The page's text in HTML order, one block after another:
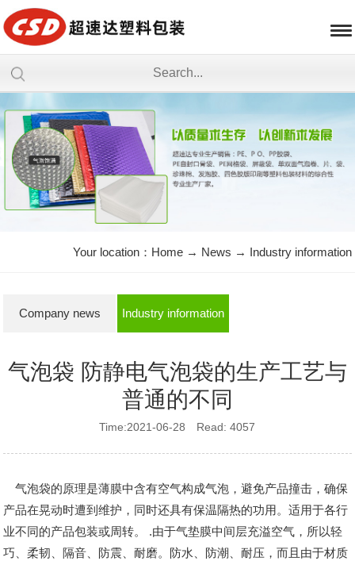
Your location： Home→ News → Industry information
Company news Industry information
气泡袋 防静电气泡袋的生产工艺与
普通的不同
Time:2021-06-28 Read: 4057
气泡袋的原理是薄膜中含有空气构成气泡，避免产品撞击，确保
产品在晃动时遭到维护，同时还具有保温隔热的功用。适用于各行
业不同的产品包装或周转。 .由于气垫膜中间层充溢空气，所以轻
巧、柔韧、隔音、防震、耐磨。防水、防潮、耐压，而且由于材质